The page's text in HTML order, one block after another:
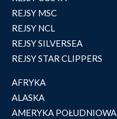
REJSY MSC
REJSY NCL
REJSY SILVERSEA
REJSY STAR CLIPPERS
AFRYKA
ALASKA
AMERYKA POŁUDNIOWA